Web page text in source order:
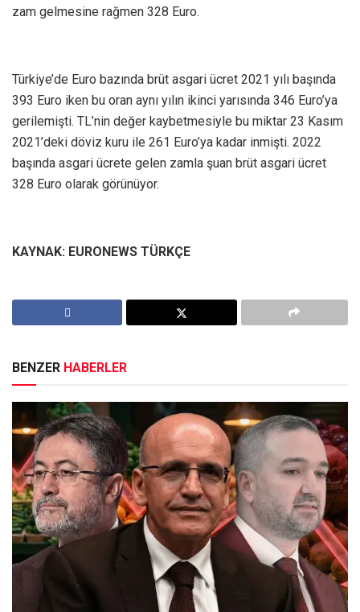
zam gelmesine rağmen 328 Euro.
Türkiye’de Euro bazında brüt asgari ücret 2021 yılı başında
393 Euro iken bu oran aynı yılın ikinci yarısında 346 Euro’ya
gerilemişti. TL’nin değer kaybetmesiyle bu miktar 23 Kasım
2021’deki döviz kuru ile 261 Euro’ya kadar inmişti. 2022
başında asgari ücrete gelen zamla şuan brüt asgari ücret
328 Euro olarak görünüyor.
KAYNAK: EURONEWS TÜRKÇE
BENZER HABERLER